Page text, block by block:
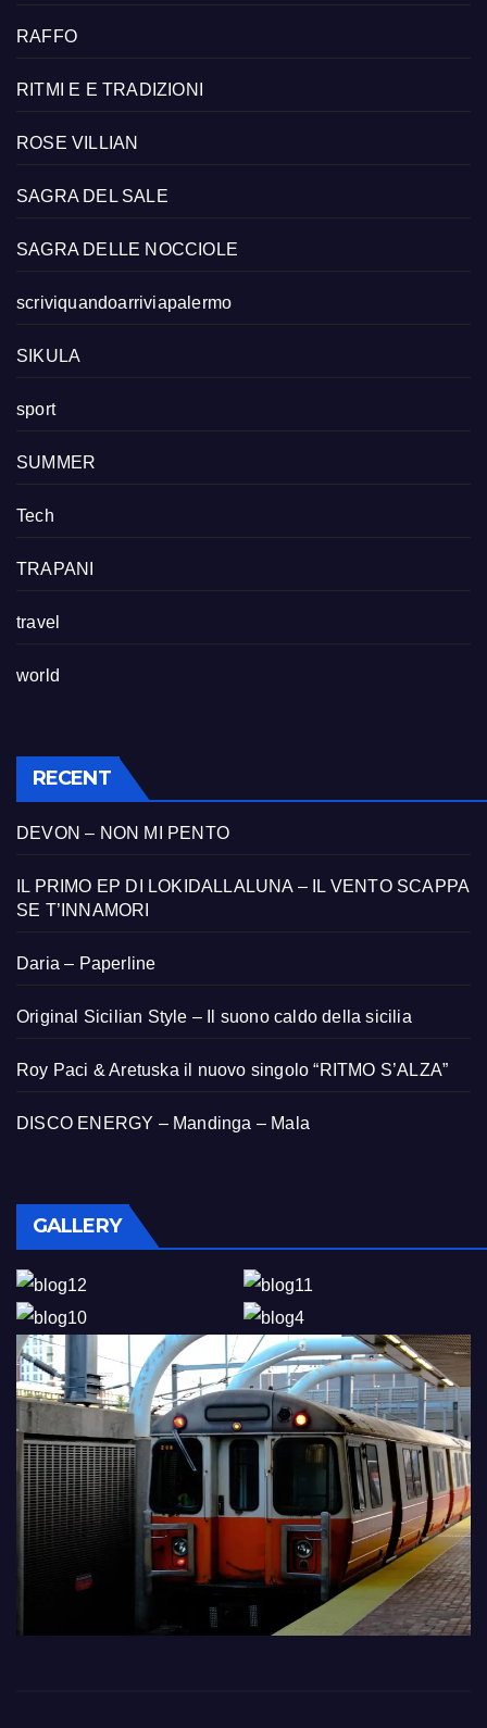
RAFFO
RITMI E E TRADIZIONI
ROSE VILLIAN
SAGRA DEL SALE
SAGRA DELLE NOCCIOLE
scriviquandoarriviapalermo
SIKULA
sport
SUMMER
Tech
TRAPANI
travel
world
RECENT
DEVON – NON MI PENTO
IL PRIMO EP DI LOKIDALLALUNA – IL VENTO SCAPPA
SE T’INNAMORI
Daria – Paperline
Original Sicilian Style – Il suono caldo della sicilia
Roy Paci & Aretuska il nuovo singolo “RITMO S’ALZA”
DISCO ENERGY – Mandinga – Mala
GALLERY